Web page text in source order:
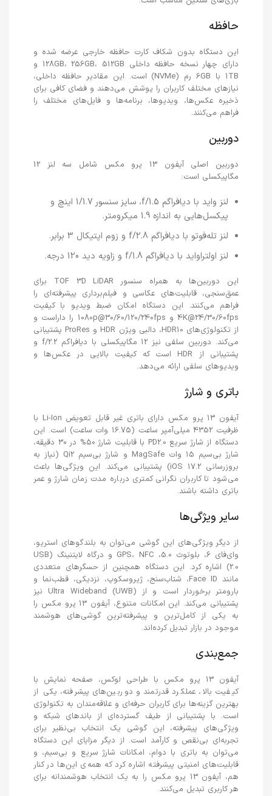
حافظه
این دستگاه بدون شکاف کارت حافظه خارجی عرضه شده و
دارای چهار نسخه حافظه داخلی 128GB، 256GB، 512GB و
1TB با 6GB رم (NVMe) است. این مقادیر حافظه داخلی،
نیازهای مختلف کاربران را پوشش می‌دهند و فضای کافی برای
ذخیره عکس‌ها، ویدیوها، برنامه‌ها و فایل‌های مختلف را
فراهم می‌کنند.
دوربین
دوربین اصلی آیفون 13 پرو مکس شامل سه لنز 12
مگاپیکسلی است:
لنز واید با دیافراگم f/1.5، سایز سنسور 1/1.7 اینچ و
پیکسل‌هایی به اندازه 1.9 میکرومتر.
لنز تله‌فوتو با دیافراگم f/2.8 و زوم اپتیکال 3 برابر.
لنز اولتراواید با دیافراگم f/1.8 و زاویه دید 120 درجه.
این دوربین‌ها به همراه سنسور TOF 3D LiDAR برای
عمق‌سنجی، قابلیت‌های عکاسی و فیلم‌برداری پیشرفته‌ای را
فراهم می‌کنند. این دستگاه امکان ضبط ویدیو با کیفیت
4K@24/30/60fps و 1080p@30/60/120/240fps را داراست و
از تکنولوژی‌های HDR10، دالبی ویژن HDR و ProRes پشتیبانی
می‌کند. دوربین سلفی نیز 12 مگاپیکسلی با دیافراگم f/2.2 و
پشتیبانی از HDR است که کیفیت بالایی در عکس‌ها و
ویدیوهای سلفی ارائه می‌دهد.
باتری و شارژ
آیفون 13 پرو مکس دارای باتری غیر قابل تعویض Li-Ion با
ظرفیت 4352 میلی‌آمپر ساعت (16.75 وات ساعت) است. این
دستگاه از شارژ سریع PD2.0 با قابلیت شارژ 50% در 30 دقیقه،
شارژ بی‌سیم 15 وات MagSafe و شارژ بی‌سیم Qi2 (نیاز به
بروزرسانی iOS 17.2) پشتیبانی می‌کند. این ویژگی‌ها باعث
می‌شود تا کاربران نگرانی کمتری درباره مدت زمان شارژ و عمر
باتری داشته باشند.
سایر ویژگی‌ها
از دیگر ویژگی‌های این گوشی می‌توان به بلندگوهای استریو،
وای‌فای 6، بلوتوث 5.0، GPS، NFC و درگاه لایتنینگ (USB
2.0) اشاره کرد. این دستگاه همچنین از حسگرهای متعددی
مانند Face ID، شتاب‌سنج، ژیروسکوپ، نزدیکی، قطب‌نما و
بارومتر برخوردار است و از Ultra Wideband (UWB) نیز
پشتیبانی می‌کند. این امکانات متنوع، آیفون 13 پرو مکس را
به یکی از کامل‌ترین و پیشرفته‌ترین گوشی‌های هوشمند
موجود در بازار تبدیل کرده‌اند.
جمع‌بندی
آیفون 13 پرو مکس با طراحی لوکس، صفحه نمایش با
کیفیت بالا، عملکرد قدرتمند و دوربین‌های پیشرفته، یکی از
بهترین گزینه‌ها برای کاربران حرفه‌ای و علاقه‌مندان به تکنولوژی
است. با پشتیبانی از طیف گسترده‌ای از باندهای شبکه و
ویژگی‌های پیشرفته، این گوشی یک انتخاب بی‌نظیر برای
تجربه‌ای بی‌نقص و کارآمد است. از دیگر مزایای این دستگاه
می‌توان به باتری با دوام، امکانات شارژ سریع و بی‌سیم، و
قابلیت‌های امنیتی پیشرفته اشاره کرد که همه‌ی این‌ها در کنار
هم، آیفون 13 پرو مکس را به یک انتخاب هوشمندانه برای
هر کاربری تبدیل می‌کنند.